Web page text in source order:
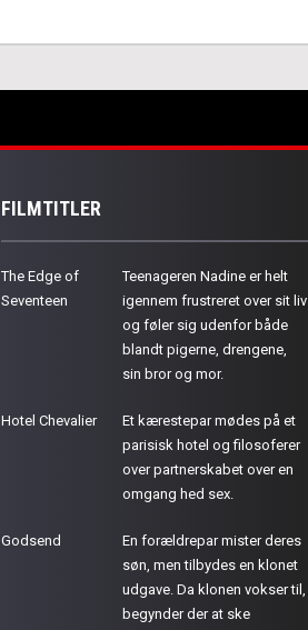
FILMTITLER
The Edge of
Seventeen
Teenageren Nadine er helt
igennem frustreret over sit liv
og føler sig udenfor både
blandt pigerne, drengene,
sin bror og mor.
Hotel Chevalier
Et kærestepar mødes på et
parisisk hotel og filosoferer
over partnerskabet over en
omgang hed sex.
Godsend
En forældrepar mister deres
søn, men tilbydes en klonet
udgave. Da klonen vokser til,
begynder der at ske